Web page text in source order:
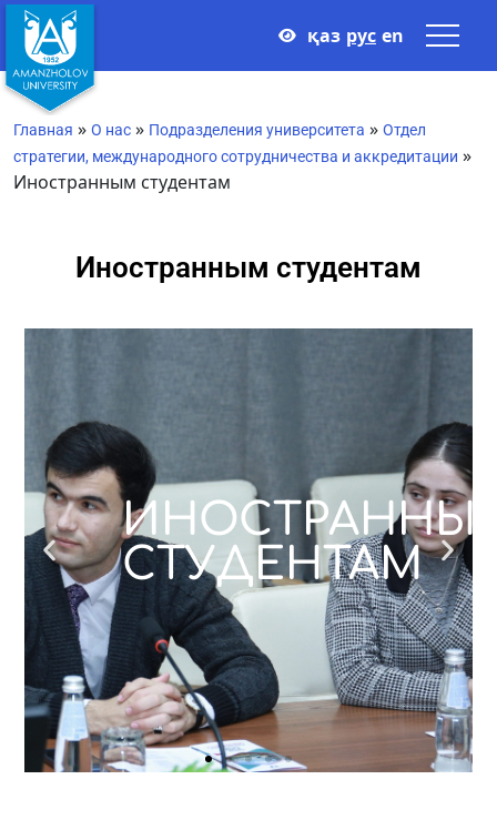
қаз рус en
Главная » О нас » Подразделения университета » Отдел
стратегии, международного сотрудничества и аккредитации »
Иностранным студентам
Иностранным студентам
СТУДЕНТАМ